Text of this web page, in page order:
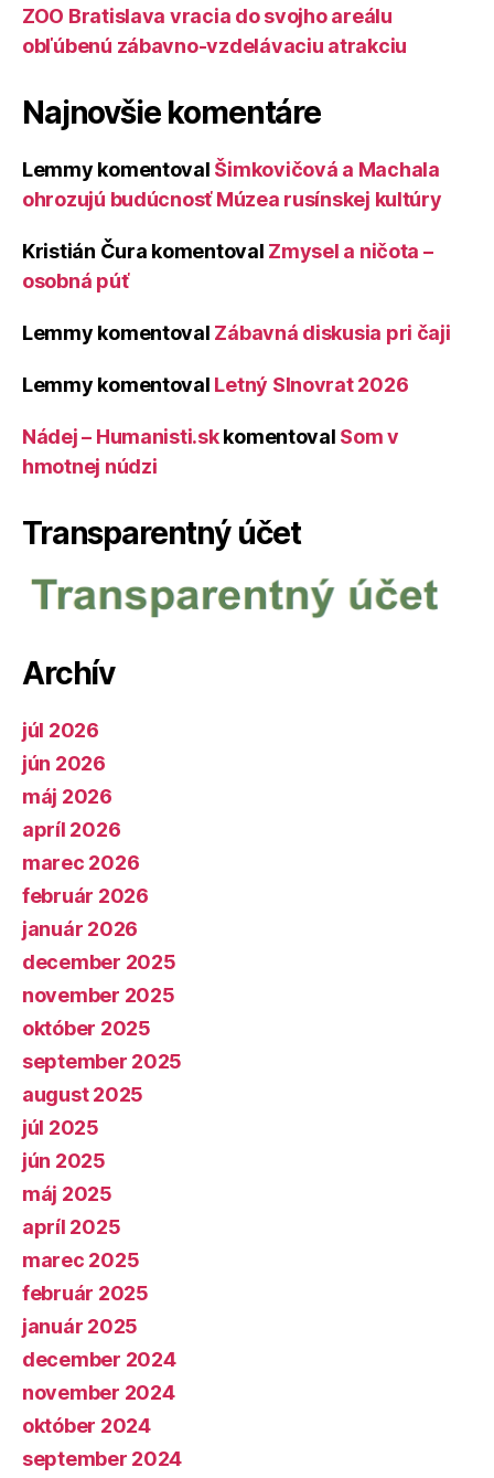
ZOO Bratislava vracia do svojho areálu
obľúbenú zábavno-vzdelávaciu atrakciu
Najnovšie komentáre
Lemmy komentoval Šimkovičová a Machala
ohrozujú budúcnosť Múzea rusínskej kultúry
Kristián Čura komentoval Zmysel a ničota –
osobná púť
Lemmy komentoval Zábavná diskusia pri čaji
Lemmy komentoval Letný Slnovrat 2026
Nádej – Humanisti.skkomentoval Som v
hmotnej núdzi
Transparentný účet
Archív
júl 2026
jún 2026
máj 2026
apríl 2026
marec 2026
február 2026
január 2026
december 2025
november 2025
október 2025
september 2025
august 2025
júl 2025
jún 2025
máj 2025
apríl 2025
marec 2025
február 2025
január 2025
december 2024
november 2024
október 2024
september 2024